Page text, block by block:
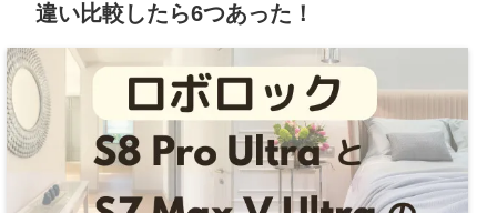
違い比較したら6つあった！